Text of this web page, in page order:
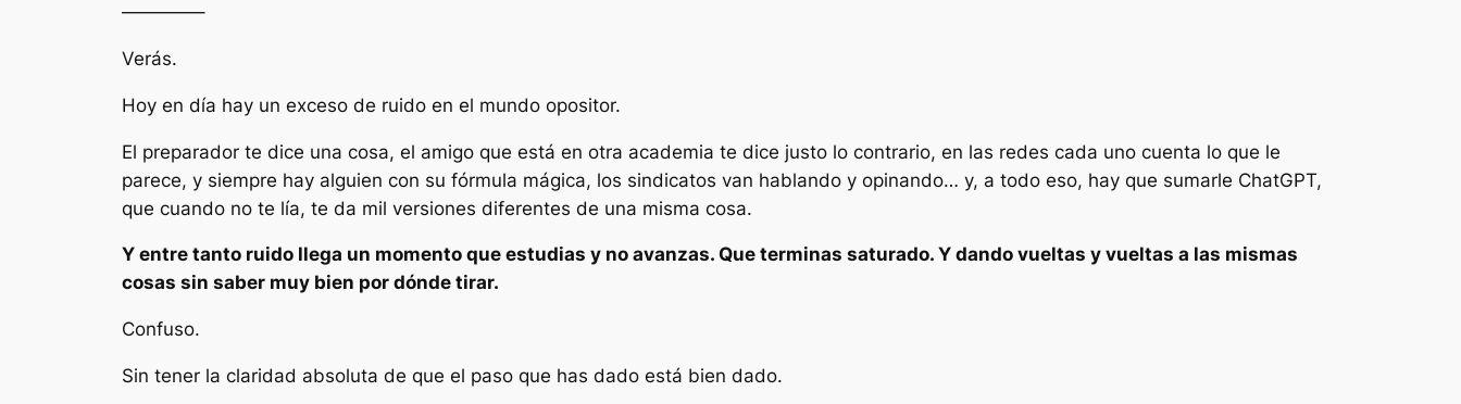
————–
Verás.
Hoy en día hay un exceso de ruido en el mundo opositor.
El preparador te dice una cosa, el amigo que está en otra academia te dice justo lo contrario, en las redes cada uno cuenta lo que le
parece, y siempre hay alguien con su fórmula mágica, los sindicatos van hablando y opinando… y, a todo eso, hay que sumarle ChatGPT,
que cuando no te lía, te da mil versiones diferentes de una misma cosa.
Y entre tanto ruido llega un momento que estudias y no avanzas. Que terminas saturado. Y dando vueltas y vueltas a las mismas
cosas sin saber muy bien por dónde tirar.
Confuso.
Sin tener la claridad absoluta de que el paso que has dado está bien dado.